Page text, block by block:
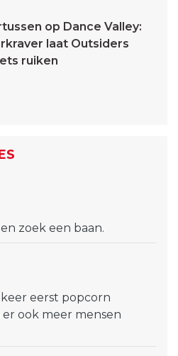
op Dance Valley:
laat Outsiders
ruiken
zoek een baan.
eerst popcorn
ook meer mensen